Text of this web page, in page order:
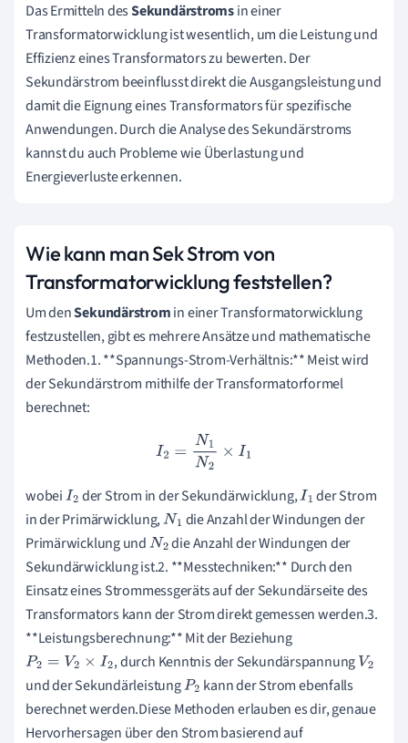
Das Ermitteln desSekundärstromsin einer
Transformatorwicklung ist wesentlich, um die Leistung und
Effizienz eines Transformators zu bewerten. Der
Sekundärstrom beeinflusst direkt die Ausgangsleistung und
damit die Eignung eines Transformators für spezifische
Anwendungen. Durch die Analyse des Sekundärstroms
kannst du auch Probleme wie Überlastung und
Energieverluste erkennen.
Wie kann man Sek Strom von
Transformatorwicklung feststellen?
Um denSekundärstromin einer Transformatorwicklung
festzustellen, gibt es mehrere Ansätze und mathematische
Methoden.1. **Spannungs-Strom-Verhältnis:** Meist wird
der Sekundärstrom mithilfe der Transformatorformel
berechnet:
2= N1N2 ×I1
wobeiI2 der Strom in der Sekundärwicklung,I1 der Strom
in der Primärwicklung,N1 die Anzahl der Windungen der
Primärwicklung undN2 die Anzahl der Windungen der
Sekundärwicklung ist.2. **Messtechniken:** Durch den
Einsatz eines Strommessgeräts auf der Sekundärseite des
Transformators kann der Strom direkt gemessen werden.3.
**Leistungsberechnung:** Mit der Beziehung
P2=V2 ×I2 , durch Kenntnis der Sekundärspannung V2
und der SekundärleistungP2 kann der Strom ebenfalls
berechnet werden.Diese Methoden erlauben es dir, genaue
Hervorhersagen über den Strom basierend auf